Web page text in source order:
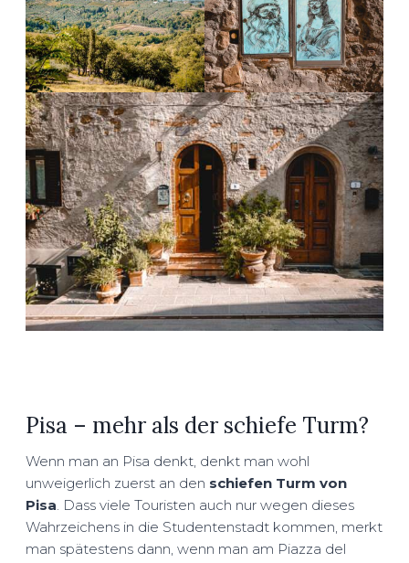
Pisa – mehr als der schiefe Turm?
Wenn man an Pisa denkt, denkt man wohl
unweigerlich zuerst an den schiefen Turm von
Pisa. Dass viele Touristen auch nur wegen dieses
Wahrzeichens in die Studentenstadt kommen, merkt
man spätestens dann, wenn man am Piazza del